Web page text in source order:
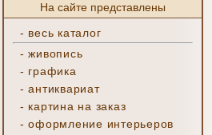
На сайте представлены
- весь каталог
-живопись
- графика
-антиквариат
- картина на заказ
-оформление интерьеров